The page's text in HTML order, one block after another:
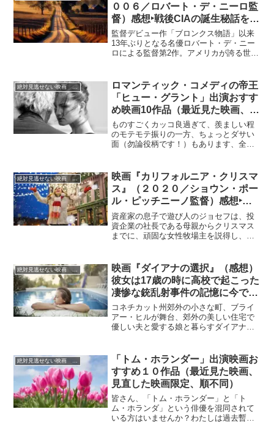
００６／ロバート・デ・ニーロ監
督）感想‣戦後CIAの誕生秘話を描
くスパイスリラー
監督デビュー作「ブロンクス物語」以来
13年ぶりとなる名優ロバート・デ・ニー
ロによる監督第2作。アメリカが誇る世界
なスケールで描く話題作。歴代のアメリ
カ大統領を多数輩出するエリートの秘密
結社スカル＆ボーンズの秘密やCIA最大の
危機であるピッグス湾事件の真実など、
興味深いエピソードが描出されていきま
す…
絶対見逃せない映画 おすすめ
ロマンティック・コメディの帝王
「ヒュー・グラント」出演おすす
め映画10作品（最近見た映画、見
直した映画限定、順不同）
ものすごくカッコ良過ぎて、羨ましい程
のモテモテ振りの一方、ちょっとダサい
面（勿論役柄です！）もあります、全て
で英文学を専攻した秀才でもあります。
数多くの映画作品に出演しています。そ
のうちの最近見た10作品についてまとめ
てみました。参考にしてみてください。
絶対見逃せない映画 おすすめ
映画『カリフォルニア・クリスマ
ス』（２０２０／ショウン・ポー
ル・ピッチニーノ監督）感想‣一
寸気の早いクリスマス映画に大感
激！
資産家の息子で遊び人のジョセフは、投
資企業の社長である母親からクリスマス
までに、頑固な女性牧場主を説得し、彼
リをして、牧場で働き始めます。
映画『ダイアナの選択』（感想）
彼女は17歳の時に高校で起こった
凄惨な銃乱射事件の記憶に今でも
さいなまれていました！？
コネチカット州郊外の小さな町、ブライ
アー・ヒルが舞台、郊外の美しい住宅で
優しい夫と愛する娘と暮らすダイアナ。
てた。事件当時、親友のモーリーンとい
たダイアナは、同級生だった犯人に銃を
突きつけられ「どちらかを殺す」と迫ら
れました。その時、彼女が選んだの
は……。それから15年後、ダイアナは美
術教師に。かつての事件の記憶と罪悪感
に苛まされがらも、愛する夫と娘に囲ま
れた幸せな生活を送っていましたが…
絶対見逃せない映画 おすすめ
「トム・ホランダー」出演映画お
すすめ１０作品（最近見た映画、
見直した映画限定、順不同）
皆さん、「トム・ホランダー」と「ト
ム・ホランダ」という俳優を混同されて
いる方はいませんか？わたしは過去暫く